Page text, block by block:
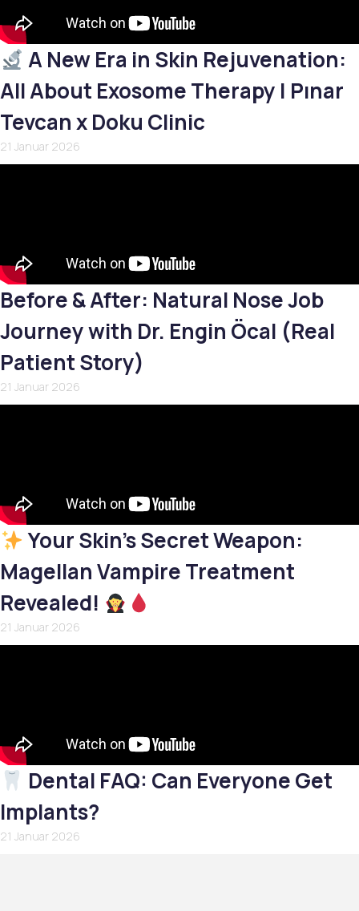
A New Era in Skin Rejuvenation:
All About Exosome Therapy | Pınar
Tevcan x Doku Clinic
21 Januar 2026
Before & After: Natural Nose Job
Journey with Dr. Engin Öcal (Real
Patient Story)
21 Januar 2026
Your Skin’s Secret Weapon:
Magellan Vampire Treatment
Revealed!
21 Januar 2026
Dental FAQ: Can Everyone Get
Implants?
21 Januar 2026